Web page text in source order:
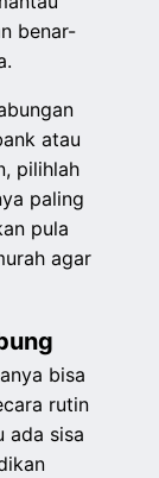
benar-
atau
pilihlah
paling
pula
agar
bisa
rutin
ada sisa